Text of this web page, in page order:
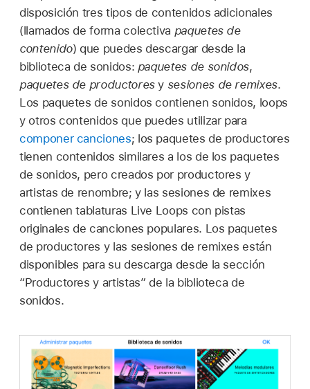
disposición tres tipos de contenidos adicionales
(llamados de forma colectiva paquetes de
contenido) que puedes descargar desde la
biblioteca de sonidos: paquetes de sonidos,
paquetes de productoresy sesiones de remixes.
Los paquetes de sonidos contienen sonidos, loops
y otros contenidos que puedes utilizar para
componer canciones; los paquetes de productores
tienen contenidos similares a los de los paquetes
de sonidos, pero creados por productores y
artistas de renombre; y las sesiones de remixes
contienen tablaturas Live Loops con pistas
originales de canciones populares. Los paquetes
de productores y las sesiones de remixes están
disponibles para su descarga desde la sección
“Productores y artistas” de la biblioteca de
sonidos.